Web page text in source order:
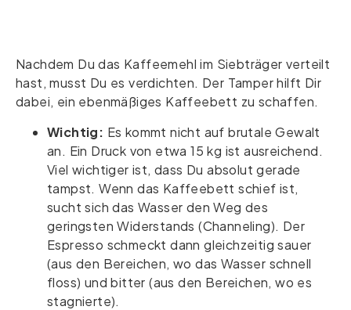
Nachdem Du das Kaffeemehl im Siebträger verteilt
hast, musst Du es verdichten. Der Tamper hilft Dir
dabei, ein ebenmäßiges Kaffeebett zu schaffen.
Wichtig: Es kommt nicht auf brutale Gewalt
an. Ein Druck von etwa 15 kg ist ausreichend.
Viel wichtiger ist, dass Du absolut gerade
tampst. Wenn das Kaffeebett schief ist,
sucht sich das Wasser den Weg des
geringsten Widerstands (Channeling). Der
Espresso schmeckt dann gleichzeitig sauer
(aus den Bereichen, wo das Wasser schnell
floss) und bitter (aus den Bereichen, wo es
stagnierte).